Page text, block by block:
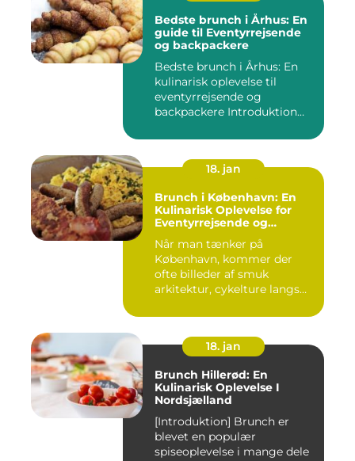
Bedste brunch i Århus: En
guide til Eventyrrejsende
og backpackere
Bedste brunch i Århus: En
kulinarisk oplevelse til
eventyrrejsende og
backpackere Introduktion
18. jan
Brunch i København: En
Kulinarisk Oplevelse for
Eventyrrejsende og
VIDEO HER]
Når man tænker på
København, kommer der
ofte billeder af smuk
arkitektur, cykelture langs
18. jan
Brunch Hillerød: En
Kulinarisk Oplevelse I
Nordsjælland
[Introduktion] Brunch er
blevet en populær
spiseoplevelse i mange dele